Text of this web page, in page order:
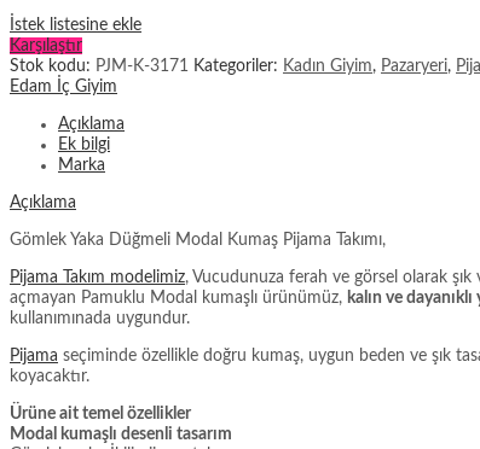
İstek listesine ekle
Karşılaştır
Stok kodu: PJM-K-3171 Kategoriler: Kadın Giyim, Pazaryeri,
Edam İç Giyim
Açıklama
Ek bilgi
Marka
Açıklama
Gömlek Yaka Düğmeli Modal Kumaş Pijama Takımı,
Pijama Takım modelimiz, Vucudunuza ferah ve görsel olarak
açmayan Pamuklu Modal kumaşlı ürünümüz, kalın ve
kullanımınada uygundur.
Pijama seçiminde özellikle doğru kumaş, uygun beden ve şık
koyacaktır.
Ürüne ait temel özellikler
Modal kumaşlı desenli tasarım